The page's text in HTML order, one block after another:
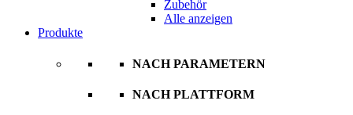
Zubehör
Alle anzeigen
Produkte
NACH PARAMETERN
NACH PLATTFORM